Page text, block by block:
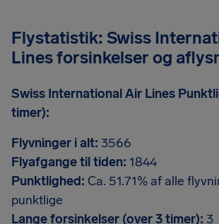
Flystatistik: Swiss
Lines forsinkelser og
Swiss International Air Lines
timer):
Flyvninger i alt: 3566
Flyafgange til tiden: 1844
Punktlighed: Ca. 51.71% af alle
punktlige
Lange forsinkelser (over 3 timer): 3